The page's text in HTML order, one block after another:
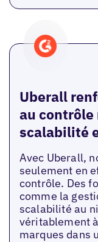
Uberall
au
scalabilité
Avec Uberall,
seulement en
contrôle. Des
comme la
scalabilité au
véritablement
marques dans